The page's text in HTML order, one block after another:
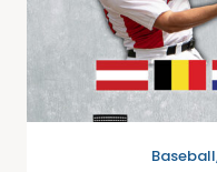
Baseball